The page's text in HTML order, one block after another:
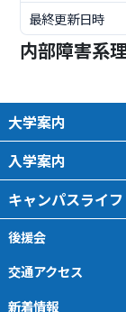
最終更新日時
内部障害系
大学案内
入学案内
キャンパスライフ
後援会
交通アクセス
新着情報